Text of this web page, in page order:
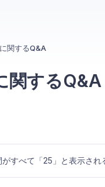
関するQ&A
関するQ&A
すべて「25」と表示され